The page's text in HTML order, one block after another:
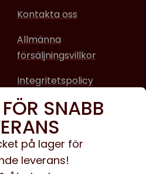
Kontakta oss
Allmänna
försäljningsvillkor
Integritetspolicy
SNABB
på lager för
leverans!